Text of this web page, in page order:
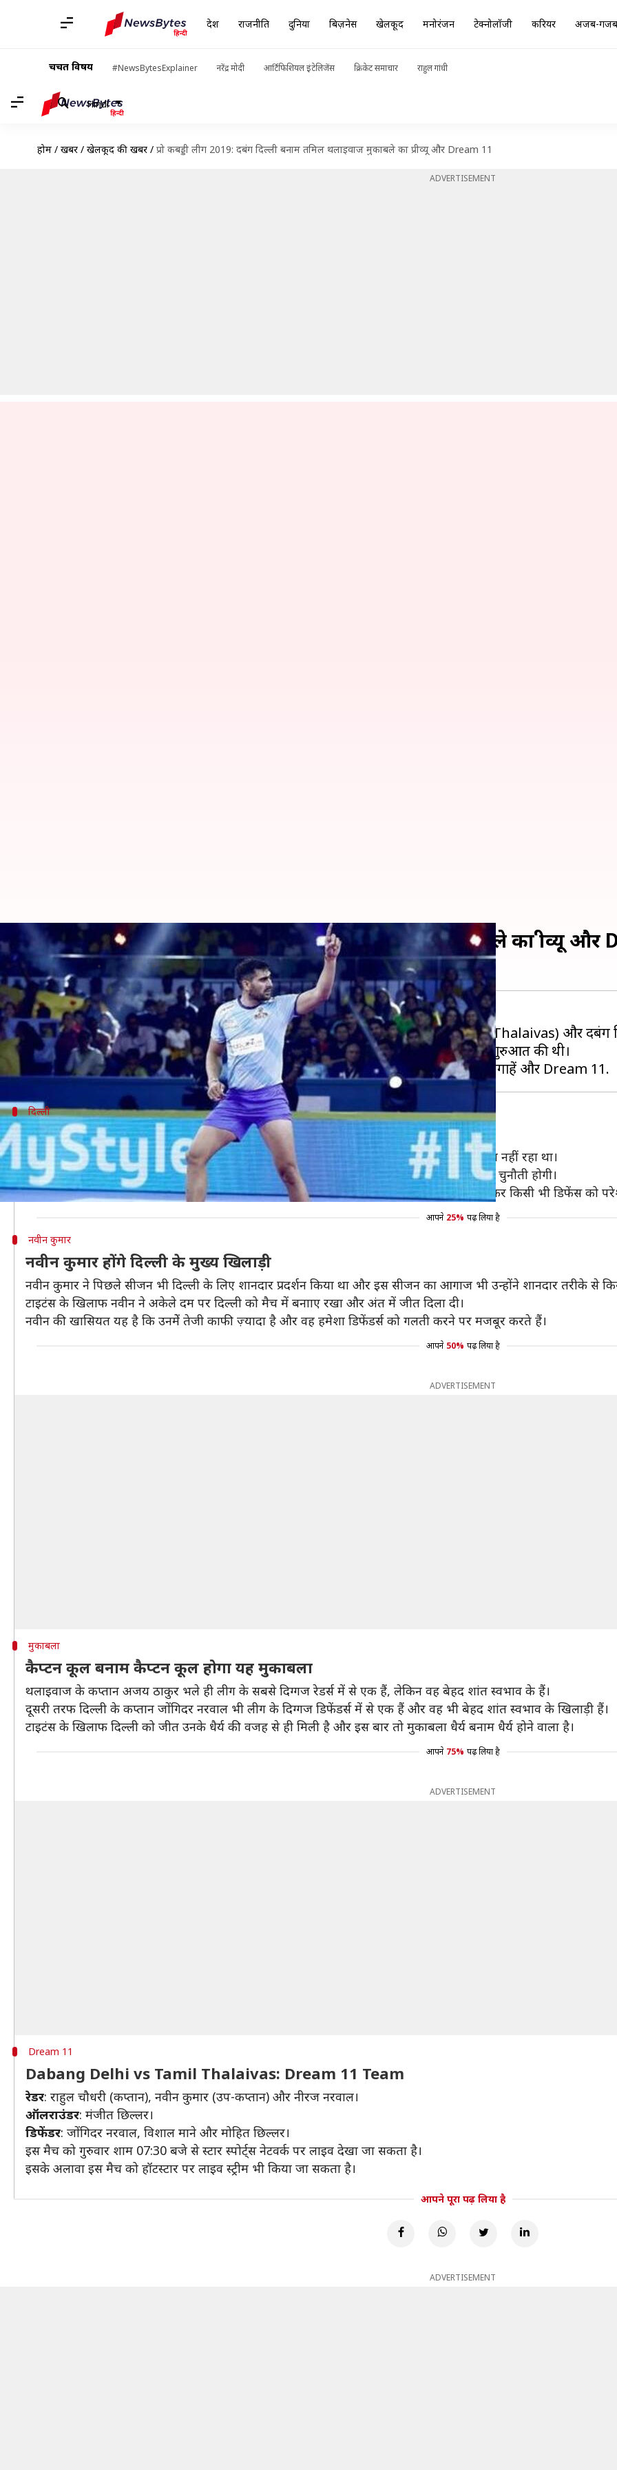
देश राजनीति दुनिया बिज़नेस खेलकूद मनोरंजन टेक्नोलॉजी करियर अजब-गजब
चर्चित विषय #NewsBytesExplainer नरेंद्र मोदी आर्टिफिशियल इंटेलिजेंस क्रिकेट समाचार राहुल गांधी
Hindi
होम / खबरें / खेलकूद की खबरें / प्रो कबड्डी लीग 2019: दबंग दिल्ली बनाम तमिल थलाइवाज मुकाबले का प्रीव्यू और Dream 11
ADVERTISEMENT
प्रो कबड्डी लीग 2019: दबंग दिल्ली बनाम तमिल थलाइवाज मुकाबले का प्रीव्यू और
लेखन Neeraj Pandey Jul 25, 2019 11:39 am
क्या है खबर?
प्रो कबड्डी लीग (Pro Kabaddi League) में आज शाम 07:30 बजे से तमिल थलाइवाज (Tamil Thalaivas) और दबंग
दिल्ली ने बीते बुधवार को तेलुगू टाइटंस (Telugu Titans) को हराते हुए सातवें सीजन में विजयी शुरुआत की थी।
दिल्ली
राहुल और अजय को रोकना दिल्ली के लिए बड़ी चुनौती
भले ही दिल्ली ने बेहद करीबी मुकाबले में टाइटंस को 1 अंक से हरा दिया, लेकिन उनका डिफेंस बहुत अच्छा नहीं रहा था।
राहुल चौधरी ने सातवें सीजन की शुरुआत सुपर टेन के साथ की थी और उन्हें रोक पाना दिल्ली के लिए बड़ी चुनौती होगी।
थलाइवाज के कप्तान अजय टाकुर ने भी पहले मैच में अच्छा प्रदर्शन किया था और वह राहुल के साथ मिलकर किसी भी डिफेंस को
आपने 25% पढ़ लिया है
नवीन कुमार
नवीन कुमार होंगे दिल्ली के मुख्य खिलाड़ी
नवीन कुमार ने पिछले सीजन भी दिल्ली के लिए शानदार प्रदर्शन किया था और इस सीजन का आगाज भी उन्होंने शानदार तरीके से
टाइटंस के खिलाफ नवीन ने अकेले दम पर दिल्ली को मैच में बनााए रखा और अंत में जीत दिला दी।
नवीन की खासियत यह है कि उनमेें तेजी काफी ज़्यादा है और वह हमेशा डिफेंडर्स को गलती करने पर मजबूर करते हैं।
आपने 50% पढ़ लिया है
ADVERTISEMENT
मुकाबला
कैप्टन कूल बनाम कैप्टन कूल होगा यह मुकाबला
थलाइवाज के कप्तान अजय ठाकुर भले ही लीग के सबसे दिग्गज रेडर्स में से एक हैं, लेकिन वह बेहद शांत स्वभाव के हैं।
दूसरी तरफ दिल्ली के कप्तान जोंगिदर नरवाल भी लीग के दिग्गज डिफेंडर्स में से एक हैं और वह भी बेहद शांत स्वभाव के खिलाड़ी हैं।
टाइटंस के खिलाफ दिल्ली को जीत उनके धैर्य की वजह से ही मिली है और इस बार तो मुकाबला धैर्य बनाम धैर्य होने वाला है।
आपने 75% पढ़ लिया है
ADVERTISEMENT
Dream 11
Dabang Delhi vs Tamil Thalaivas: Dream 11 Team
रेडर: राहुल चौधरी (कप्तान), नवीन कुमार (उप-कप्तान) और नीरज नरवाल।
ऑलराउंडर: मंजीत छिल्लर।
डिफेंडर: जोंगिदर नरवाल, विशाल माने और मोहित छिल्लर।
इस मैच को गुरुवार शाम 07:30 बजे से स्टार स्पोर्ट्स नेटवर्क पर लाइव देखा जा सकता है।
इसके अलावा इस मैच को हॉटस्टार पर लाइव स्ट्रीम भी किया जा सकता है।
आपने पूरा पढ़ लिया है
ADVERTISEMENT